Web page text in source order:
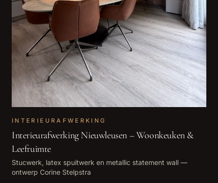
INTERIEURAFWERKING
Interieurafwerking Nieuwleusen – Woonkeuken &
Leefruimte
Stucwerk, latex spuitwerk en metallic statement wall —
ontwerp Corine Stelpstra